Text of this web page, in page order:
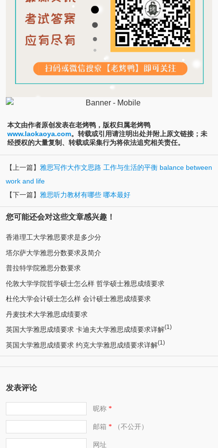
本文由作者原创发表在老烤鸭，版权归属老烤鸭
www.laokaoya.com。转载或引用请注明出处并附上原文链接；未
经授权的大量复制、转载或采集行为将依法追究相关责任。
【上一篇】 雅思写作大作文思路 工作与生活的平衡 balance between
work and life
【下一篇】 雅思听力教材有哪些 哪本最好
您可能还会对这些文章感兴趣！
香港理工大学雅思要求是多少分
塔尔萨大学雅思分数要求及简介
普拉特学院雅思分数要求
伦敦大学学院哲学硕士怎么样 哲学硕士雅思成绩要求
杜伦大学会计硕士怎么样 会计硕士雅思成绩要求
丹麦技术大学雅思成绩要求
英国大学雅思成绩要求 卡迪夫大学雅思成绩要求详解(1)
英国大学雅思成绩要求 约克大学雅思成绩要求详解(1)
发表评论
昵称*
邮箱 *（不公开）
网址